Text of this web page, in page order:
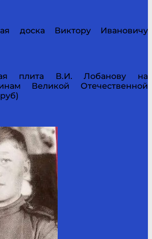
доска Виктору Ивановичу
плита В.И. Лобанову на
Великой Отечественной